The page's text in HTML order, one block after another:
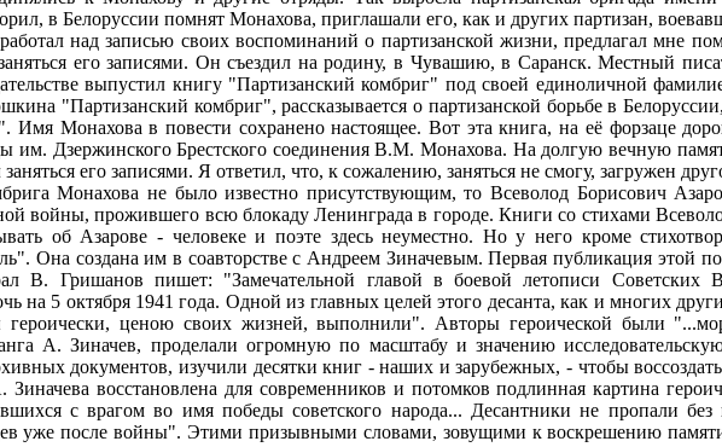
в Белоруссии помнят Монахова, приглашали его, как и других партизан,
над записью своих воспоминаний о партизанской жизни, предлагал мне
его записями. Он съездил на родину, в Чувашию, в Саранск. Местный
выпустил книгу "Партизанский комбриг" под своей единоличной
"Партизанский комбриг", рассказывается о партизанской борьбе в
Монахова в повести сохранено настоящее. Вот эта книга, на её форзаце
им. Дзержинского Брестского соединения В.М. Монахова. На долгую вечную
его записями. Я ответил, что, к сожалению, заняться не смогу, загружен
Монахова не было известно присутствующим, то Всеволод Борисович
войны, прожившего всю блокаду Ленинграда в городе. Книги со стихами
об Азарове - человеке и поэте здесь неуместно. Но у него кроме
Она создана им в соавторстве с Андреем Зиначевым. Первая публикация этой
В. Гришанов пишет: "Замечательной главой в боевой летописи Советских
на 5 октября 1941 года. Одной из главных целей этого десанта, как и многих
героически, ценою своих жизней, выполнили". Авторы героической были
А. Зиначев, проделали огромную по масштабу и значению
документов, изучили десятки книг - наших и зарубежных, - чтобы
восстановлена для современников и потомков подлинная картина
с врагом во имя победы советского народа... Десантники не пропали
уже после войны". Этими призывными словами, зовущими к воскрешению